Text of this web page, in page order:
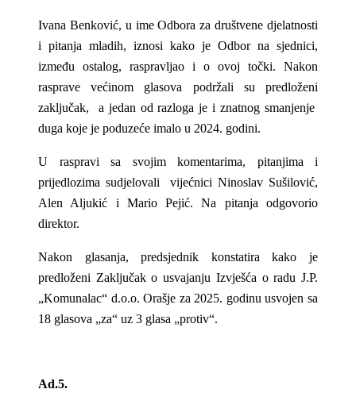
Ivana Benković, u ime Odbora za društvene djelatnosti
i pitanja mladih, iznosi kako je Odbor na sjednici,
između ostalog, raspravljao i o ovoj točki. Nakon
rasprave većinom glasova podržali su predloženi
zaključak, a jedan od razloga je i znatnog smanjenje
duga koje je poduzeće imalo u 2024. godini.
U raspravi sa svojim komentarima, pitanjima i
prijedlozima sudjelovali vijećnici Ninoslav Sušilović,
Alen Aljukić i Mario Pejić. Na pitanja odgovorio
direktor.
Nakon glasanja, predsjednik konstatira kako je
predloženi Zaključak o usvajanju Izvješća o radu J.P.
„Komunalac“ d.o.o. Orašje za 2025. godinu usvojen sa
18 glasova „za“ uz 3 glasa „protiv“.
Ad.5.